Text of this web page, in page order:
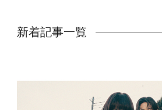
新着記事一覧